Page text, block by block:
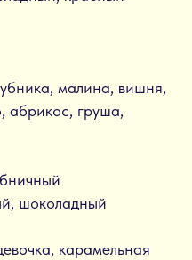
малина, вишня,
абрикос, груша,
шоколадный
карамельная